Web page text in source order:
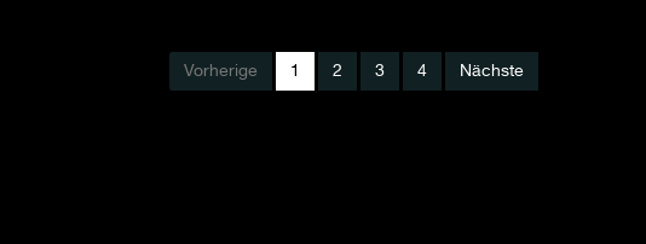
Vorherige 1 2 3 4 Nächste